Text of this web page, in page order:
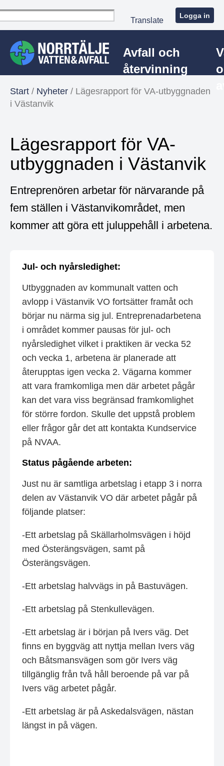
Translate
Logga in
Avfall och
återvinning
Start / Nyheter / Lägesrapport för VA-utbyggnaden
i Västanvik
Lägesrapport för VA-
utbyggnaden i Västanvik
Entreprenören arbetar för närvarande på
fem ställen i Västanvikområdet, men
kommer att göra ett juluppehåll i arbetena.
Jul- och nyårsledighet:
Utbyggnaden av kommunalt vatten och
avlopp i Västanvik VO fortsätter framåt och
börjar nu närma sig jul. Entreprenadarbetena
i området kommer pausas för jul- och
nyårsledighet vilket i praktiken är vecka 52
och vecka 1, arbetena är planerade att
återupptas igen vecka 2. Vägarna kommer
att vara framkomliga men där arbetet pågår
kan det vara viss begränsad framkomlighet
för större fordon. Skulle det uppstå problem
eller frågor går det att kontakta Kundservice
på NVAA.
Status pågående arbeten:
Just nu är samtliga arbetslag i etapp 3 i norra
delen av Västanvik VO där arbetet pågår på
följande platser:
-Ett arbetslag på Skällarholmsvägen i höjd
med Österängsvägen, samt på
Österängsvägen.
-Ett arbetslag halvvägs in på Bastuvägen.
-Ett arbetslag på Stenkullevägen.
-Ett arbetslag är i början på Ivers väg. Det
finns en byggväg att nyttja mellan Ivers väg
och Båtsmansvägen som gör Ivers väg
tillgänglig från två håll beroende på var på
Ivers väg arbetet pågår.
-Ett arbetslag är på Askedalsvägen, nästan
längst in på vägen.